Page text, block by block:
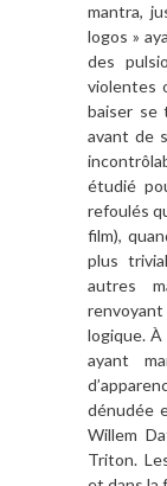
mantra,
logos »
des
violentes
baiser se
avant de
étudié
refoulés
film),
plus
autres
logique.
ayant
dénudée
Willem
Triton.